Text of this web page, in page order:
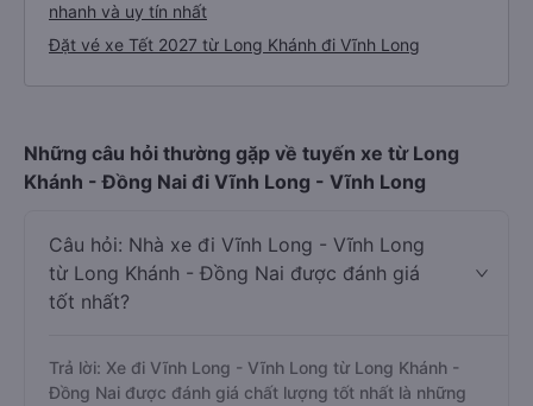
nhanh và uy tín nhất
Đặt vé xe Tết 2027 từ Long Khánh đi Vĩnh Long
Những câu hỏi thường gặp về tuyến xe từ Long
Khánh - Đồng Nai đi Vĩnh Long - Vĩnh Long
Câu hỏi: Nhà xe đi Vĩnh Long - Vĩnh Long
từ Long Khánh - Đồng Nai được đánh giá
tốt nhất?
Trả lời: Xe đi Vĩnh Long - Vĩnh Long từ Long Khánh -
Đồng Nai được đánh giá chất lượng tốt nhất là những